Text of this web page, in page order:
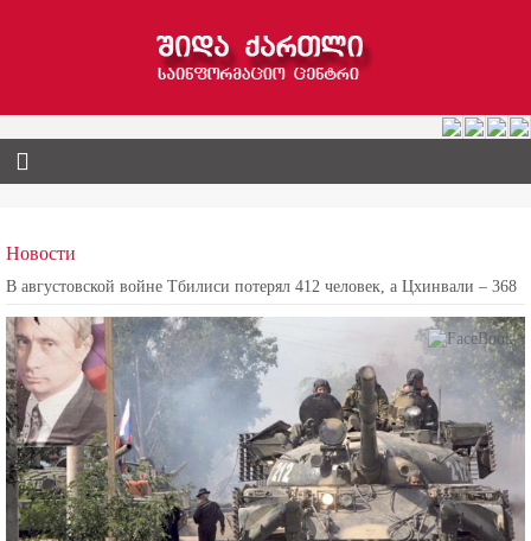
Новости
В августовской войне Тбилиси потерял 412 человек, а Цхинвали – 368